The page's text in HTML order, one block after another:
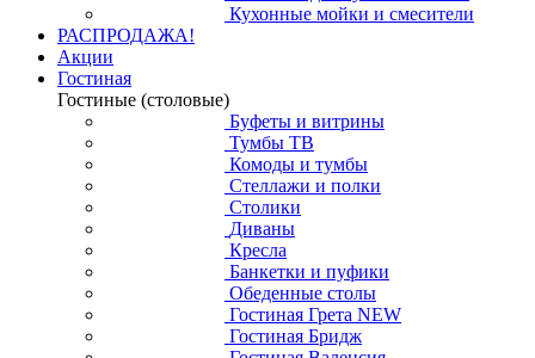
Кухонные мойки и смесители
РАСПРОДАЖА!
Акции
Гостиная
Гостиные (столовые)
Буфеты и витрины
Тумбы ТВ
Комоды и тумбы
Стеллажи и полки
Столики
Диваны
Кресла
Банкетки и пуфики
Обеденные столы
Гостиная Грета NEW
Гостиная Бридж